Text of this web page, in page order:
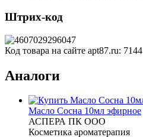
Штрих-код
Код товара на сайте apt87.ru: 7144
Аналоги
Масло Сосна 10мл эфирное
АСПЕРА ПК ООО
Косметика ароматерапия